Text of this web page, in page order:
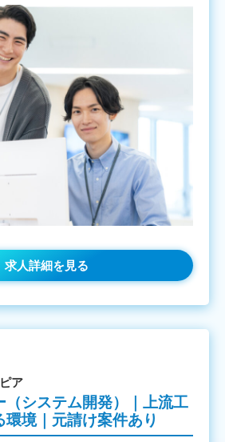
求人詳細を見る
ア
（システム開発）｜上流工
環境｜元請け案件あり